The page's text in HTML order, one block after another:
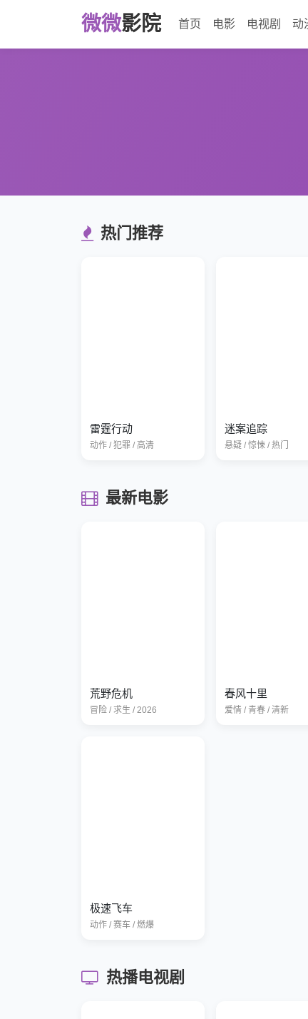
微微影院 首页 电影 电视剧 动
热门推荐
雷霆行动
动作 / 犯罪 / 高清
迷案追踪
悬疑 / 惊悚 / 热门
最新电影
荒野危机
冒险 / 求生 / 2026
春风十里
爱情 / 青春 / 清新
极速飞车
动作 / 赛车 / 燃爆
热播电视剧